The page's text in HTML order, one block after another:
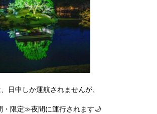
日中しか運航されませんが、
・限定≫夜間に運行されます🌙